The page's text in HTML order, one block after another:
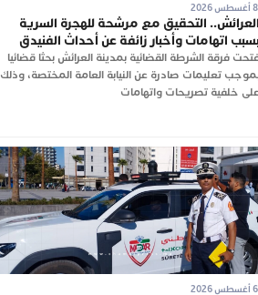
8 أغسطس 2026
العرائش.. التحقيق مع مرشحة للهجرة السرية
اتهامات وأخبار زائفة عن أحداث الفنيدق
فرقة الشرطة القضائية بمدينة العرائش بحثا قضائيا
تعليمات صادرة عن النيابة العامة المختصة، وذلك
خلفية تصريحات واتهامات
6 أغسطس 2026